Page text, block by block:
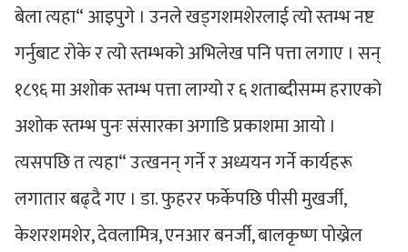
बेला त्यहा“ आइपुगे । उनले खड्गशमशेरलाई त्यो स्तम्भ नष्ट
गर्नुबाट रोके र त्यो स्तम्भको अभिलेख पनि पत्ता लगाए । सन्
१८९६ मा अशोक स्तम्भ पत्ता लाग्यो र ६ शताब्दीसम्म हराएको
अशोक स्तम्भ पुनः संसारका अगाडि प्रकाशमा आयो ।
त्यसपछि त त्यहा“ उत्खनन् गर्ने र अध्ययन गर्ने कार्यहरू
लगातार बढ्दै गए । डा. फुहरर फर्केपछि पीसी मुखर्जी,
केशरशमशेर, देवलामित्र, एनआर बनर्जी, बालकृष्ण पोख्रेल